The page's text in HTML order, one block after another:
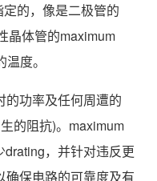
的，像是二极管的
晶体管的maximum
度。
的功率及任何周遭的
的阻抗)。maximum
，并针对违反更
确保电路的可靠度及有